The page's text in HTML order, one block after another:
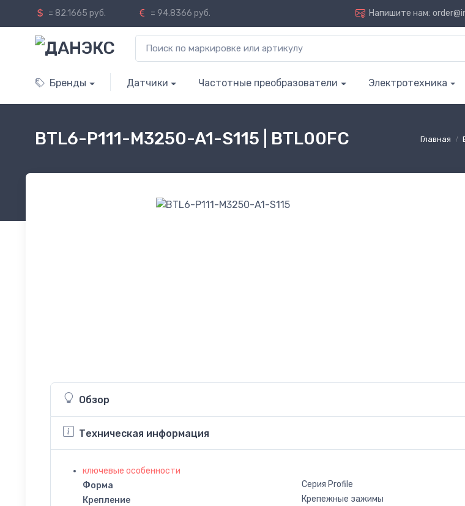
= 82.1665 руб. = 94.8366 руб. Напишите нам:
Бренды Датчики Частотные преобразователи Электротехника
Главная
BTL6-P111-M3250-A1-S115 | BTL00FC
Обзор
Техническая информация
ключевые особенности
Форма
Серия Profile
Крепление
Крепежные зажимы